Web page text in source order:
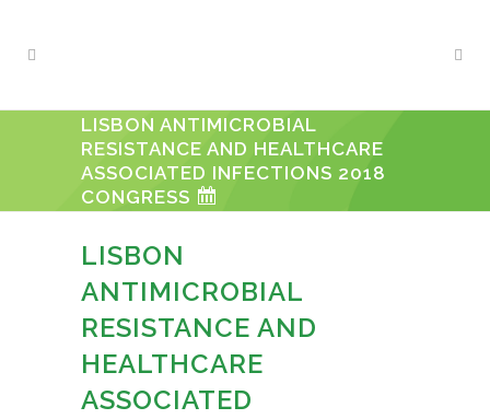
LISBON ANTIMICROBIAL
RESISTANCE AND HEALTHCARE
ASSOCIATED INFECTIONS 2018
CONGRESS
LISBON
ANTIMICROBIAL
RESISTANCE AND
HEALTHCARE
ASSOCIATED